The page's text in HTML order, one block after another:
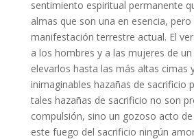
sentimiento espiritual permanente
almas que son una en esencia, pero
manifestación terrestre actual. El
a los hombres y a las mujeres de
elevarlos hasta las más altas cimas
inimaginables hazañas de sacrificio
tales hazañas de sacrificio no son
compulsión, sino un gozoso acto
este fuego del sacrificio ningún